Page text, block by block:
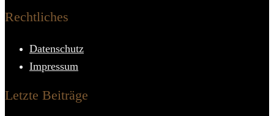
Rechtliches
Datenschutz
Impressum
Letzte Beiträge